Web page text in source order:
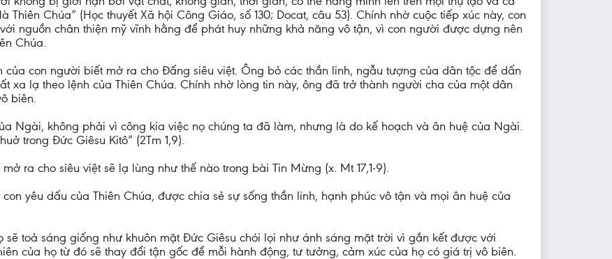
Chúa” (Học thuyết Xã hội Công Giáo, số 130; Docat, câu 53). Chính nhờ cuộc tiếp xúc này, con
nguồn chân thiện mỹ vĩnh hằng để phát huy những khả năng vô tận, vì con người được dựng nên
Chúa.
của con người biết mở ra cho Đấng siêu việt. Ông bỏ các thần linh, ngẫu tượng của dân tộc để dấn
xa lạ theo lệnh của Thiên Chúa. Chính nhờ lòng tin này, ông đã trở thành người cha của một dân
biên.
Ngài, không phải vì công kia việc nọ chúng ta đã làm, nhưng là do kế hoạch và ân huệ của Ngài.
trong Đức Giêsu Kitô” (2Tm 1,9).
ra cho siêu việt sẽ lạ lùng như thế nào trong bài Tin Mừng (x. Mt 17,1-9).
yêu dấu của Thiên Chúa, được chia sẻ sự sống thần linh, hạnh phúc vô tận và mọi ân huệ của
toả sáng giống như khuôn mặt Đức Giêsu chói lọi như ánh sáng mặt trời vì gắn kết được với
của họ từ đó sẽ thay đổi tận gốc để mỗi hành động, tư tưởng, cảm xúc của họ có giá trị vô biên.